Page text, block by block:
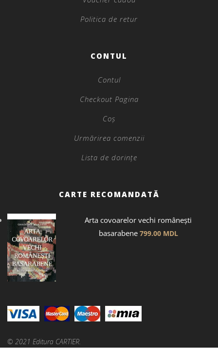
Politica de retur
CONTUL
Contul
Checkout Pagina
Coș
Urmărirea comenzii
Lista de dorințe
CARTE RECOMANDATĂ
Arta covoarelor vechi românești
basarabene 799.00 MDL
© 2021 Editura CARTIER.